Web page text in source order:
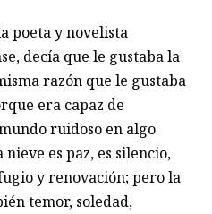
poeta y novelista
decía que le gustaba la
razón que le gustaba
era capaz de
ruidoso en algo
nieve es paz, es silencio,
y renovación; pero la
temor, soledad,